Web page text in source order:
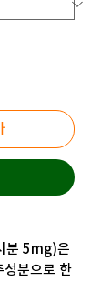
분 5mg)은
분으로 한